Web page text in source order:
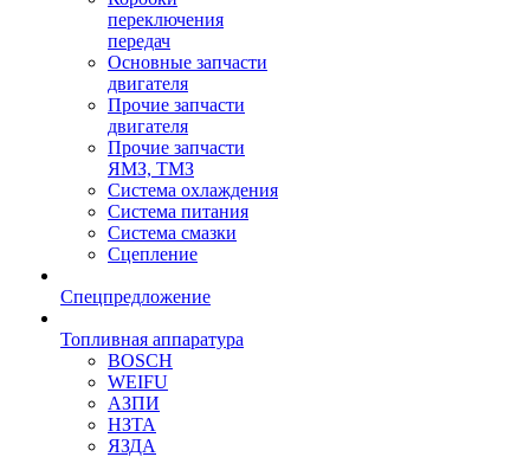
переключения
передач
Основные запчасти
двигателя
Прочие запчасти
двигателя
Прочие запчасти
ЯМЗ, ТМЗ
Система охлаждения
Система питания
Система смазки
Сцепление
Спецпредложение
Топливная аппаратура
BOSCH
WEIFU
АЗПИ
НЗТА
ЯЗДА